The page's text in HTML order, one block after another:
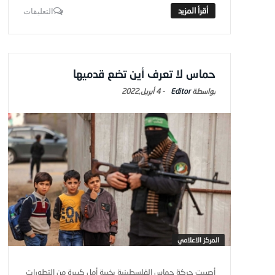
التعليقات
حماس لا تعرف أين تضع قدميها
Editor
-4 أبريل,2022
المركز الاعلامي
أصيبت حركة حماس الفلسطينية بخيبة أمل كبيرة من التطورات